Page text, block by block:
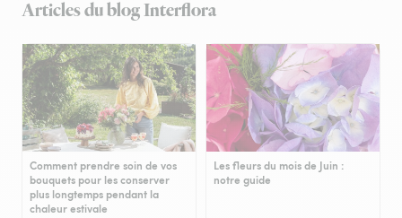
Articles du blog Interflora
Comment prendre soin de vos
bouquets pour les conserver
plus longtemps pendant la
chaleur estivale
Les fleurs du mois de Juin :
notre guide